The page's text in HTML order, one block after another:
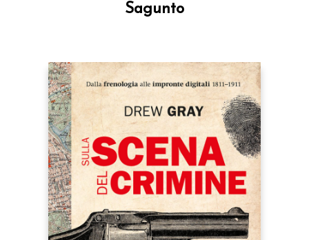
Sagunto